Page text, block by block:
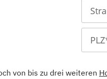
von bis zu drei weiteren